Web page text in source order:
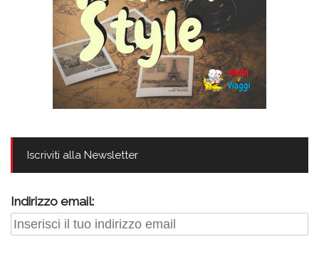
Iscriviti alla Newsletter
Indirizzo email: